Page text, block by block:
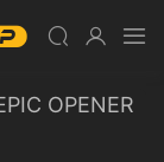
OPENER